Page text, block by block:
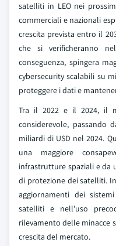
satelliti in LEO nei
commerciali e nazionali
crescita prevista entro il
che si verificheranno
conseguenza, spingera
cybersecurity scalabili su
proteggere i dati e
Tra il 2022 e il 2024, il
considerevole, passando
miliardi di USD nel 2024.
una maggiore
infrastrutture spaziali e da
di protezione dei satelliti.
aggiornamenti dei
satelliti e nell'uso
rilevamento delle minacce
crescita del mercato.